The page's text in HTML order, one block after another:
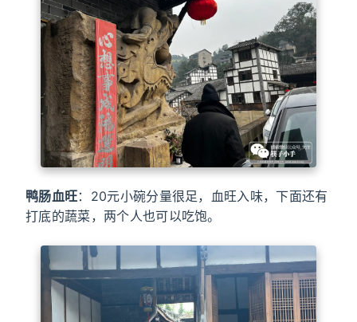
鸭肠血旺：20元小碗分量很足，血旺入味，下面还有
打底的蔬菜，两个人也可以吃饱。